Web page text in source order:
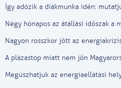
Így adózik a diákmunka idén:
Négy hónapos az átállási időszak a
Nagyon rosszkor jött az
A plázastop miatt nem jön
Megúszhatjuk az energiaellátási